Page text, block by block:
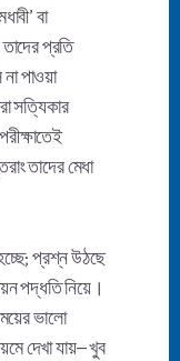
বা
প্রতি
পাওয়া
সত্যিকার
তাদের মেধা
প্রশ্ন উঠছে
পদ্ধতি নিয়ে।
ভালো
দেখা যায়– খুব